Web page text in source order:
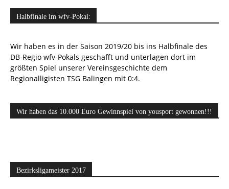
Halbfinale im wfv-Pokal:
Wir haben es in der Saison 2019/20 bis ins Halbfinale des
DB-Regio wfv-Pokals geschafft und unterlagen dort im
größten Spiel unserer Vereinsgeschichte dem
Regionalligisten TSG Balingen mit 0:4.
Wir haben das 10.000 Euro Gewinnspiel von yousport gewonnen!!!
Bezirksligameister 2017